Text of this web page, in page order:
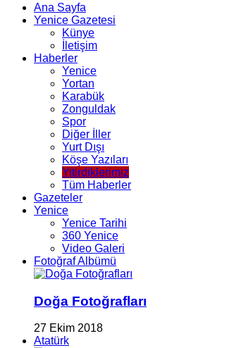
Ana Sayfa
Yenice Gazetesi
Künye
İletişim
Haberler
Yenice
Yortan
Karabük
Zonguldak
Spor
Diğer İller
Yurt Dışı
Köşe Yazıları
Yitirdiklerimiz
Tüm Haberler
Gazeteler
Yenice
Yenice Tarihi
360 Yenice
Video Galeri
Fotoğraf Albümü
Doğa Fotoğrafları
27 Ekim 2018
Atatürk